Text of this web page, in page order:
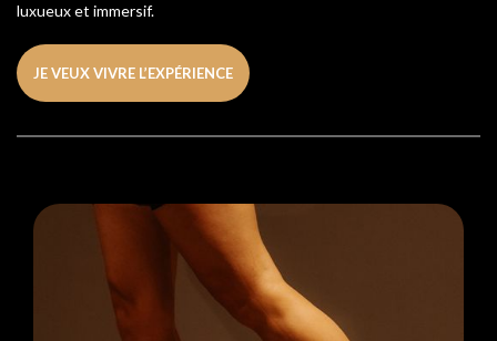
luxueux et immersif.
JE VEUX VIVRE L’EXPÉRIENCE